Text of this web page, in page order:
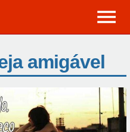
amigável